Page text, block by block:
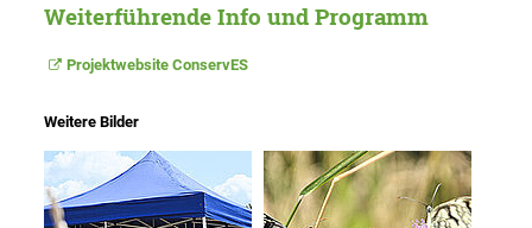
Weiterführende Info und Programm
Projektwebsite ConservES
Weitere Bilder